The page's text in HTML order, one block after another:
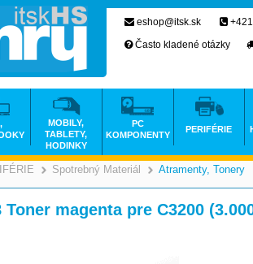
Spotrebný Materiál Atramenty, Tonery
Toner magenta pre C3200
eshop@itsk.sk
Často kladené otázky
MOBILY,
TABLETY,
HODINKY
PC
KOMPONENTY
PERIFÉRIE